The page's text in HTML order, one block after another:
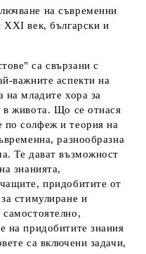
на съвременни
век, български и
са свързани с
важните аспекти на
на младите хора за
в живота. Що се отнася
по солфеж и теория на
разнообразна
Те дават възможност
знанията,
придобитите от
стимулиране и
самостоятелно,
на придобитите знания
са включени задачи,